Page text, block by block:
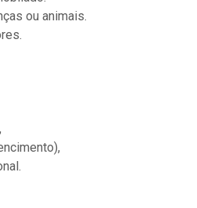
ou animais.